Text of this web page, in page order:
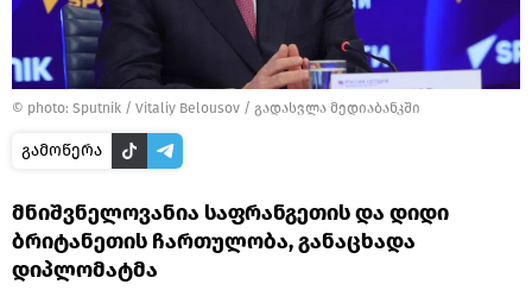
© photo: Sputnik / Vitaliy Belousov / გადასვლა მედიაბანკში
გამოწერა
მნიშვნელოვანია საფრანგეთის და დიდი
ბრიტანეთის ჩართულობა, განაცხადა
დიპლომატმა